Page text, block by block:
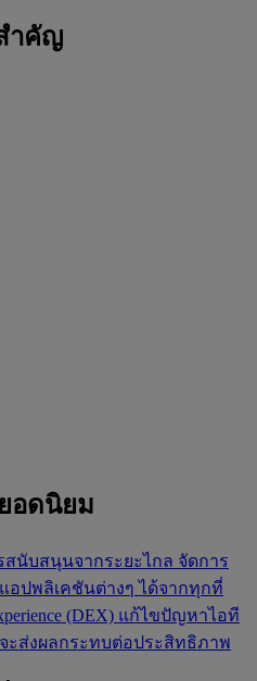
ำคัญ
อดนิยม
สนับสนุนจากระยะไกล จัดการ
ปพลิเคชันต่างๆ ได้จากทุกที่
(DEX) แก้ไขปัญหาไอที
ะส่งผลกระทบต่อประสิทธิภาพ